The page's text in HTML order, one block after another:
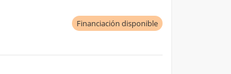
Financiación disponible